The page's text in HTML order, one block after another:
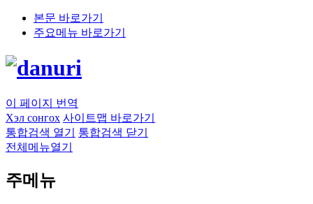
본문 바로가기
주요메뉴 바로가기
이 페이지 번역
Хэл сонгох 사이트맵 바로가기
통합검색 열기
통합검색 닫기
전체메뉴열기
주메뉴